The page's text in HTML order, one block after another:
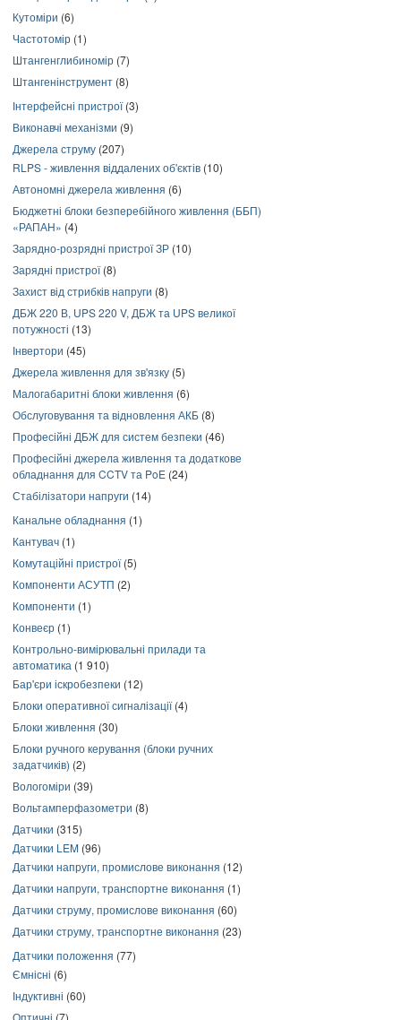
Кутоміри (6)
Частотомір (1)
Штангенглибиномір (7)
Штангенінструмент (8)
Інтерфейсні пристрої(3)
Виконавчі механізми (9)
Джерела струму (207)
RLPS - живлення віддалених об'єктів (10)
Автономні джерела живлення (6)
Бюджетні блоки безперебійного живлення (ББП)
«РАПАН» (4)
Зарядно-розрядні пристрої ЗР (10)
Зарядні пристрої(8)
Захист від стрибків напруги (8)
ДБЖ 220 В, UPS 220 V, ДБЖ та UPS великої
потужності (13)
Інвертори (45)
Джерела живлення для зв'язку (5)
Малогабаритні блоки живлення (6)
Обслуговування та відновлення АКБ (8)
Професійні ДБЖ для систем безпеки (46)
Професійні джерела живлення та додаткове
обладнання для CCTV та PoE (24)
Стабілізатори напруги (14)
Канальне обладнання (1)
Кантувач (1)
Комутаційні пристрої(5)
Компоненти АСУТП (2)
Компоненти (1)
Конвеєр (1)
Контрольно-вимірювальні прилади та
автоматика (1 910)
Бар'єри іскробезпеки (12)
Блоки оперативної сигналізації(4)
Блоки живлення (30)
Блоки ручного керування (блоки ручних
задатчиків) (2)
Вологоміри (39)
Вольтамперфазометри (8)
Датчики (315)
Датчики LEM (96)
Датчики напруги, промислове виконання (12)
Датчики напруги, транспортне виконання (1)
Датчики струму, промислове виконання (60)
Датчики струму, транспортне виконання (23)
Датчики положення (77)
Ємнісні (6)
Індуктивні (60)
Оптичні (7)